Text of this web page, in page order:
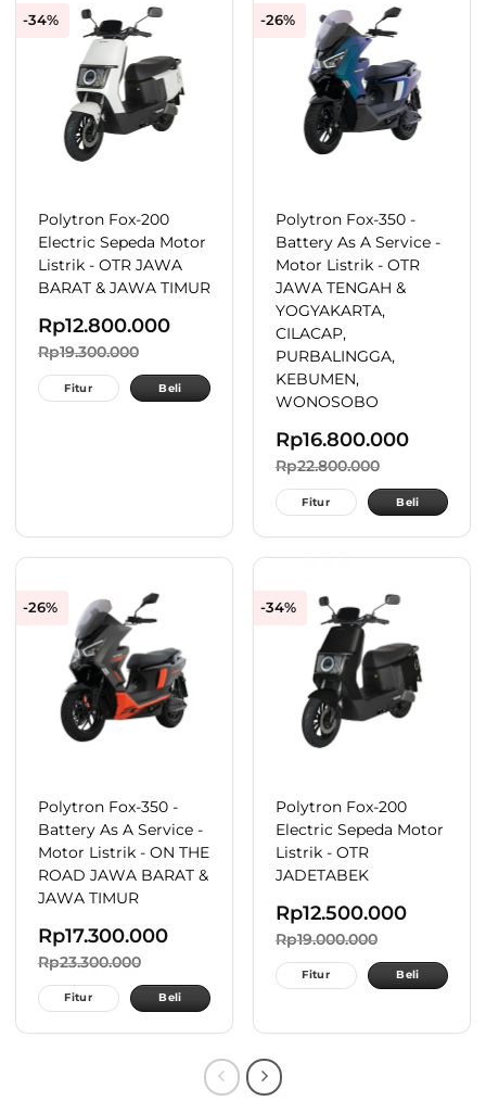
-34%
Polytron Fox-200
Electric Sepeda Motor
Listrik - OTR JAWA
BARAT & JAWA TIMUR
Rp12.800.000
Rp19.300.000
Fitur Beli
-26%
Polytron Fox-350 -
Battery As A Service -
Motor Listrik - OTR
JAWA TENGAH &
YOGYAKARTA,
CILACAP,
PURBALINGGA,
KEBUMEN,
WONOSOBO
Rp16.800.000
Rp22.800.000
Fitur Beli
-26%
Polytron Fox-350 -
Battery As A Service -
Motor Listrik - ON THE
ROAD JAWA BARAT &
JAWA TIMUR
Rp17.300.000
Rp23.300.000
Fitur Beli
-34%
Polytron Fox-200
Electric Sepeda Motor
Listrik - OTR
JADETABEK
Rp12.500.000
Rp19.000.000
Fitur Beli